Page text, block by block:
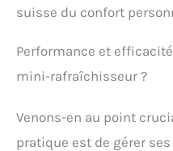
suisse du confort
Performance et
mini-rafraîchisseur ?
Venons-en au point
pratique est de gérer